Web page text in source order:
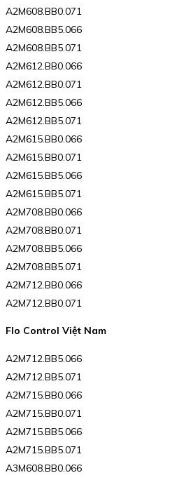
A2M608.BB0.071
A2M608.BB5.066
A2M608.BB5.071
A2M612.BB0.066
A2M612.BB0.071
A2M612.BB5.066
A2M612.BB5.071
A2M615.BB0.066
A2M615.BB0.071
A2M615.BB5.066
A2M615.BB5.071
A2M708.BB0.066
A2M708.BB0.071
A2M708.BB5.066
A2M708.BB5.071
A2M712.BB0.066
A2M712.BB0.071
Flo Control Việt Nam
A2M712.BB5.066
A2M712.BB5.071
A2M715.BB0.066
A2M715.BB0.071
A2M715.BB5.066
A2M715.BB5.071
A3M608.BB0.066